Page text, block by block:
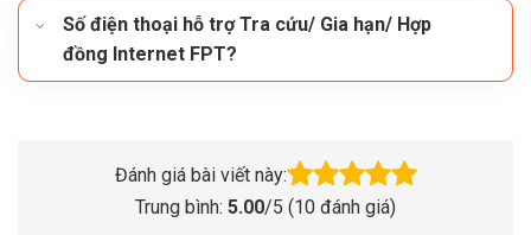
Số điện thoại hỗ trợ Tra cứu/ Gia hạn/ Hợp
đồng Internet FPT?
Đánh giá bài viết này:
Trung bình: 5.00/5 (10 đánh giá)